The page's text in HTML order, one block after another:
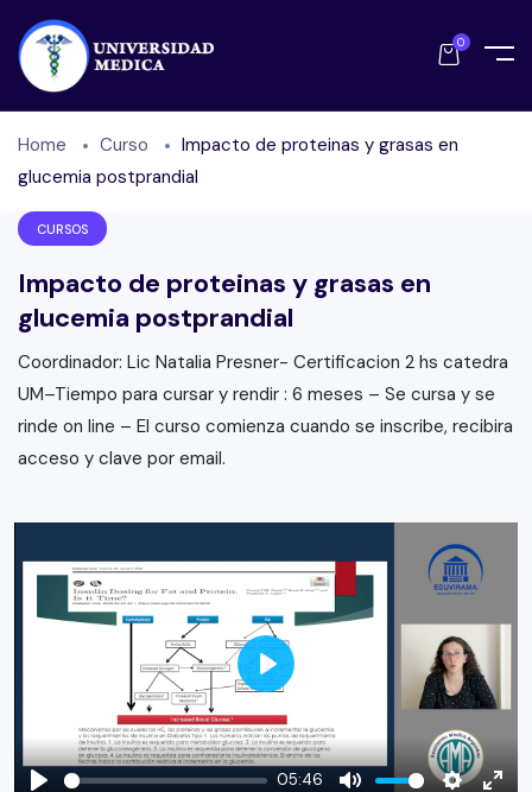
0
Home Curso
Impacto de proteinas y grasas en
glucemia postprandial
CURSOS
Impacto de proteinas y grasas en
glucemia postprandial
Coordinador: Lic Natalia Presner- Certificacion 2 hs catedra
UM–Tiempo para cursar y rendir : 6 meses – Se cursa y se
rinde on line – El curso comienza cuando se inscribe, recibira
acceso y clave por email.
05:46
Play